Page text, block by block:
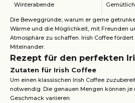
Winterabende
Die Beweggründe, warum er gerne
Wärme und die Möglichkeit, mit Freunden
Atmosphäre zu schaffen. Irish Coffee
Miteinander.
Rezept für den perfekten
Zutaten für Irish Coffee
Um einen klassischen Irish Coffee
notwendig. Die genauen Mengen können je
Geschmack variieren.